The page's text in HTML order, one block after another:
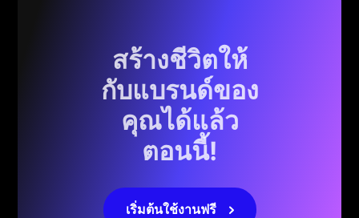
สร้างชีวิตให้
กับแบรนด์ของ
คุณได้แล้ว
ตอนนี้!
เริ่มต้นใช้งานฟรี